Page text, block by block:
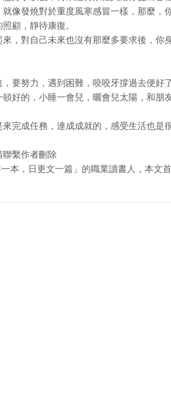
像發燒對於重度風寒感冒一樣，那麼，
顧，靜待康復。
，對自己未來也沒有那麼多要求後，你
要努力，遇到困難，咬咬牙撐過去便好
好的，小睡一會兒，曬會兒太陽，和朋
完成任務，達成成就的，感受生活也是
繫作者刪除
本，日更文一篇」的職業讀書人，本文